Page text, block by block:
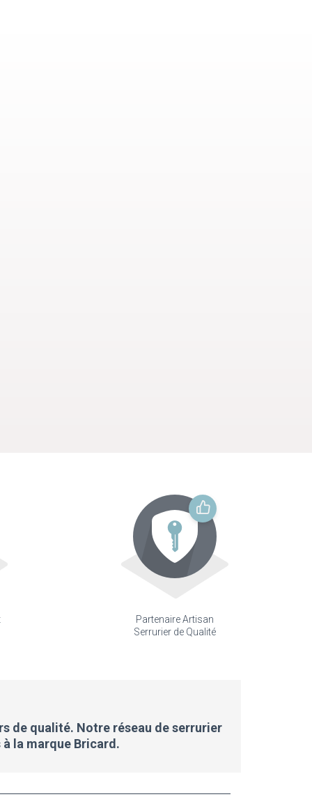
Partenaire Artisan
Serrurier de Qualité
de qualité. Notre réseau de serrurier
la marque Bricard.